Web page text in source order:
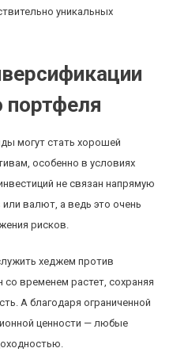
уникальных
портфеля
могут стать хорошей
особенно в условиях
не связан напрямую
валют, а ведь это очень
рисков.
хеджем против
временем растет, сохраняя
А благодаря ограниченной
ценности — любые